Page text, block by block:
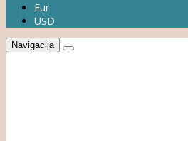
Eur
USD
Navigacija